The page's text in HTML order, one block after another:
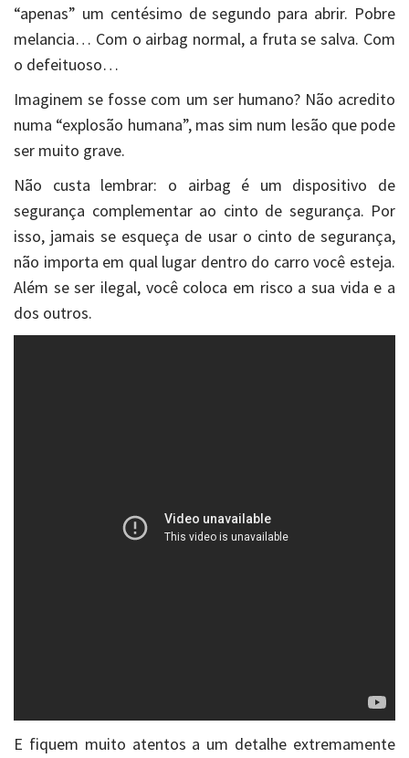
“apenas” um centésimo de segundo para abrir. Pobre
melancia… Com o airbag normal, a fruta se salva. Com
o defeituoso…
Imaginem se fosse com um ser humano? Não acredito
numa “explosão humana”, mas sim num lesão que pode
ser muito grave.
Não custa lembrar: o airbag é um dispositivo de
segurança complementar ao cinto de segurança. Por
isso, jamais se esqueça de usar o cinto de segurança,
não importa em qual lugar dentro do carro você esteja.
Além se ser ilegal, você coloca em risco a sua vida e a
dos outros.
E fiquem muito atentos a um detalhe extremamente